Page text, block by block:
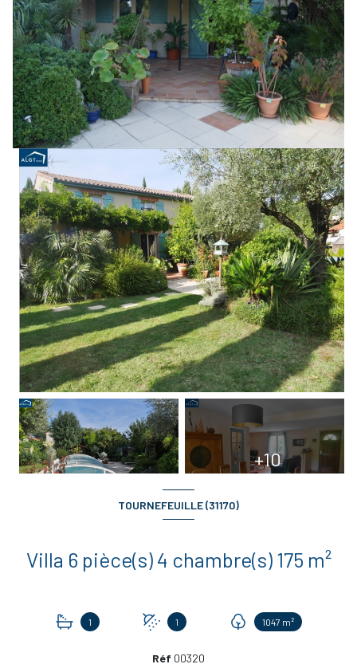
+10
TOURNEFEUILLE (31170)
Villa 6 pièce(s) 4 chambre(s) 175 m²
1 1 1047 m²
Réf 00320